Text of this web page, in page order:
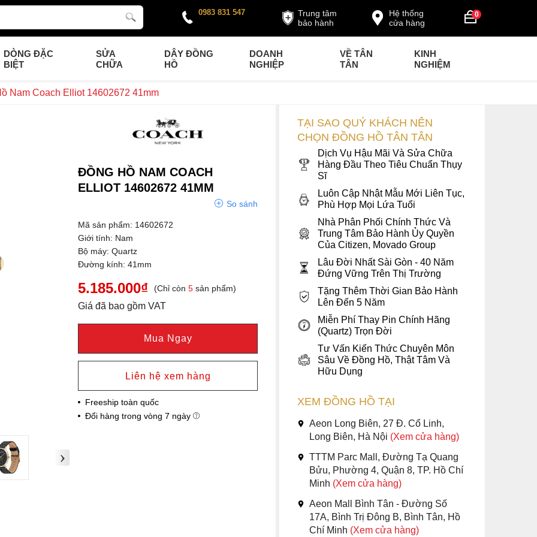
0
Hệ thống
cửa hàng
Trung tâm
bảo hành
0983 831 547
DÒNG ĐẶC
BIỆT
SỬA
CHỮA
DÂY ĐỒNG
HỒ
DOANH
NGHIỆP
VỀ TÂN
TÂN
KINH
NGHIỆM
Nam Coach Elliot 14602672 41mm
›
ĐỒNG HỒ NAM COACH
ELLIOT 14602672 41MM
So sánh
Mã sản phẩm: 14602672
Giới tính: Nam
Bộ máy: Quartz
Đường kính: 41mm
5.185.000₫ (Chỉ còn5 sản phẩm)
Giá đã bao gồm VAT
Mua Ngay
Liên hệ xem hàng
Freeship toàn quốc
Đổi hàng trong vòng 7 ngày
TẠI SAO QUÝ KHÁCH NÊN
CHỌN ĐỒNG HỒ TÂN TÂN
Dịch Vụ Hậu Mãi Và Sửa Chữa
Hàng Đầu Theo Tiêu Chuẩn Thụy
Sĩ
Luôn Cập Nhật Mẫu Mới Liên Tục,
Phù Hợp Mọi Lứa Tuổi
Nhà Phân Phối Chính Thức Và
Trung Tâm Bảo Hành Ủy Quyền
Của Citizen, Movado Group
Lâu Đời Nhất Sài Gòn - 40 Năm
Đứng Vững Trên Thị Trường
Tặng Thêm Thời Gian Bảo Hành
Lên Đến 5 Năm
Miễn Phí Thay Pin Chính Hãng
(Quartz) Trọn Đời
Tư Vấn Kiến Thức Chuyên Môn
Sâu Về Đồng Hồ, Thật Tâm Và
Hữu Dụng
XEM ĐỒNG HỒ TẠI
Aeon Long Biên, 27 Đ. Cổ Linh,
Long Biên, Hà Nội (Xem cửa hàng)
TTTM Parc Mall, Đường Tạ Quang
Bửu, Phường 4, Quận 8, TP. Hồ Chí
Minh (Xem cửa hàng)
Aeon Mall Bình Tân - Đường Số
17A, Bình Trị Đông B, Bình Tân, Hồ
Chí Minh (Xem cửa hàng)